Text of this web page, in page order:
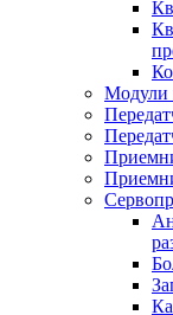
Модули